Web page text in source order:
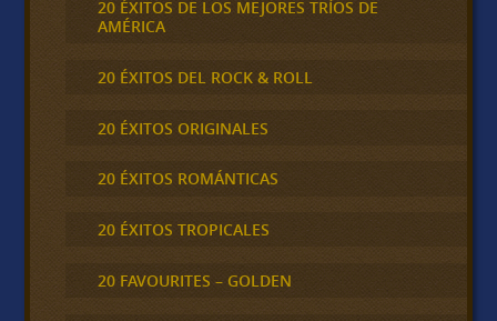
20 ÉXITOS DE LOS MEJORES TRÍOS DE
AMÉRICA
20 ÉXITOS DEL ROCK & ROLL
20 ÉXITOS ORIGINALES
20 ÉXITOS ROMÁNTICAS
20 ÉXITOS TROPICALES
20 FAVOURITES – GOLDEN